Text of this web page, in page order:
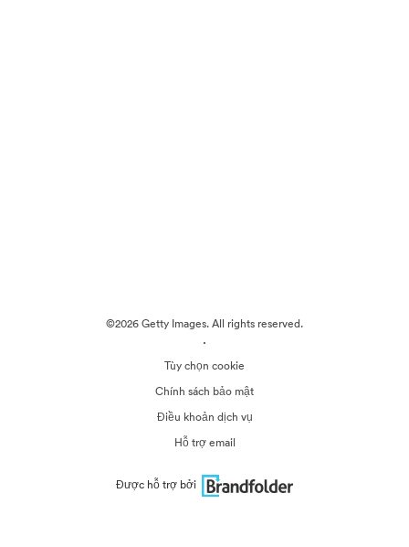
©2026 Getty Images. All rights reserved.
·
Tùy chọn cookie
Chính sách bảo mật
Điều khoản dịch vụ
Hỗ trợ email
Được hỗ trợ bởi